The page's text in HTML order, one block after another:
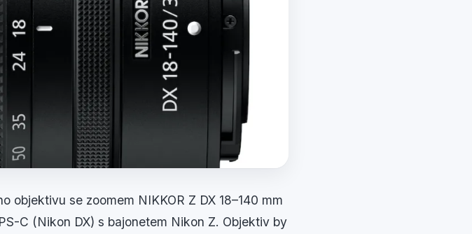
objektivu se zoomem NIKKOR Z DX 18–140 mm
C (Nikon DX) s bajonetem Nikon Z. Objektiv by